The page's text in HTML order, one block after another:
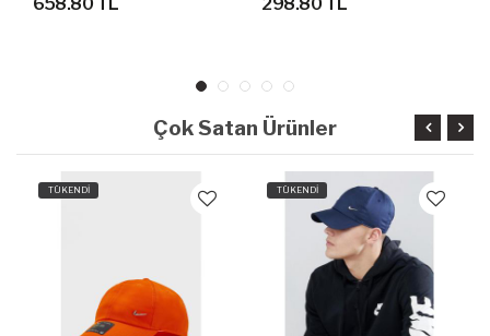
Çok Satan Ürünler
TÜKENDİ TÜKENDİ